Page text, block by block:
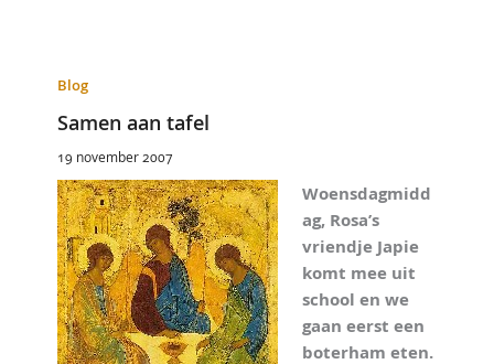
Blog
Samen aan tafel
19 november 2007
Woensdagmidd
ag, Rosa’s
vriendje Japie
komt mee uit
school en we
gaan eerst een
boterham eten.